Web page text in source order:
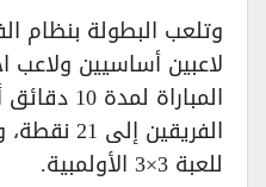
وتلعب البطولة بنظام
لاعبين أساسيين ولاعب
المباراة
الفريقين
للعبة 3×3 الأولمبية.